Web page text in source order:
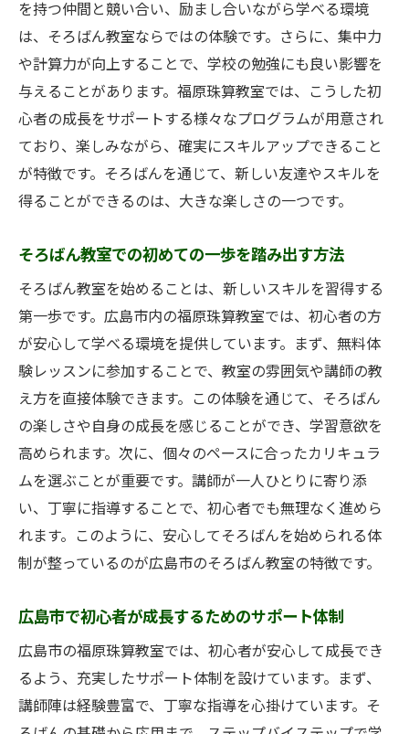
を持つ仲間と競い合い、励まし合いながら学べる環境
は、そろばん教室ならではの体験です。さらに、集中力
や計算力が向上することで、学校の勉強にも良い影響を
与えることがあります。福原珠算教室では、こうした初
心者の成長をサポートする様々なプログラムが用意され
ており、楽しみながら、確実にスキルアップできること
が特徴です。そろばんを通じて、新しい友達やスキルを
得ることができるのは、大きな楽しさの一つです。
そろばん教室での初めての一歩を踏み出す方法
そろばん教室を始めることは、新しいスキルを習得する
第一歩です。広島市内の福原珠算教室では、初心者の方
が安心して学べる環境を提供しています。まず、無料体
験レッスンに参加することで、教室の雰囲気や講師の教
え方を直接体験できます。この体験を通じて、そろばん
の楽しさや自身の成長を感じることができ、学習意欲を
高められます。次に、個々のペースに合ったカリキュラ
ムを選ぶことが重要です。講師が一人ひとりに寄り添
い、丁寧に指導することで、初心者でも無理なく進めら
れます。このように、安心してそろばんを始められる体
制が整っているのが広島市のそろばん教室の特徴です。
広島市で初心者が成長するためのサポート体制
広島市の福原珠算教室では、初心者が安心して成長でき
るよう、充実したサポート体制を設けています。まず、
講師陣は経験豊富で、丁寧な指導を心掛けています。そ